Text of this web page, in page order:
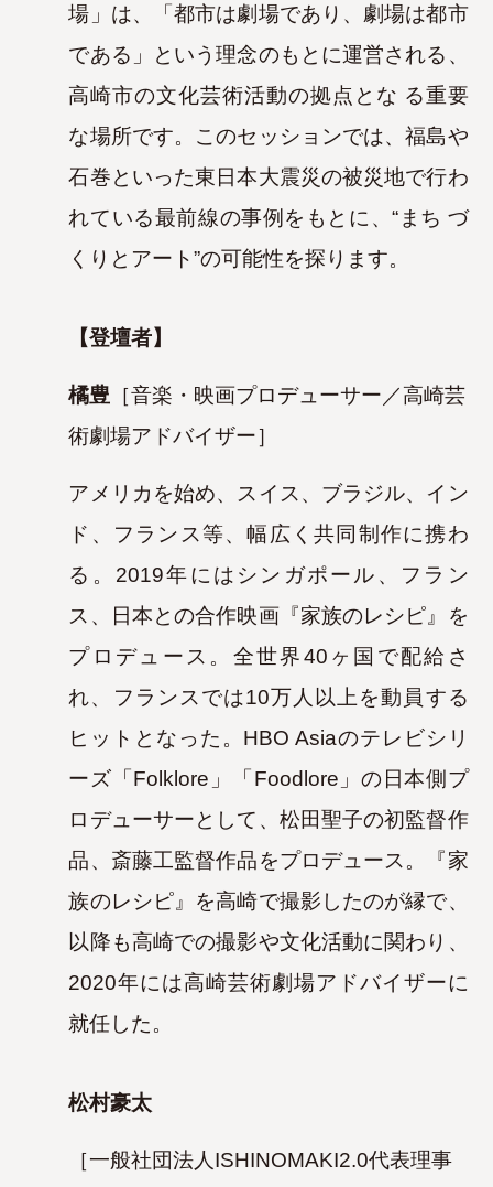
場」は、「都市は劇場であり、劇場は都市
である」という理念のもとに運営される、
高崎市の文化芸術活動の拠点とな る重要
な場所です。このセッションでは、福島や
石巻といった東日本大震災の被災地で行わ
れている最前線の事例をもとに、“まち づ
くりとアート”の可能性を探ります。
【登壇者】
橘豊 ［音楽・映画プロデューサー／高崎芸
術劇場アドバイザー］
アメリカを始め、スイス、ブラジル、イン
ド、フランス等、幅広く共同制作に携わ
る。2019年にはシンガポール、フラン
ス、日本との合作映画『家族のレシピ』を
プロ デュース。全世界40ヶ国で配給さ
れ、フランスでは10万人以上を動員する
ヒットとなった。HBO Asiaのテレビシリ
ーズ「Folklore」「Foodlore」の日本側プ
ロ デューサーとして、松田聖子の初監督作
品、斎藤工監督作品をプロデュース。『家
族のレシピ』を高崎で撮影したのが縁で、
以降も高崎での撮影や文化活動に関わ り、
2020年には高崎芸術劇場アドバイザーに
就任した。
松村豪太
［一般社団法人ISHINOMAKI2.0代表理事